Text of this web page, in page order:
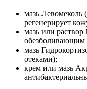
мазь Левомеколь
регенерирует
мазь или
мазь
отеками);
крем или мазь